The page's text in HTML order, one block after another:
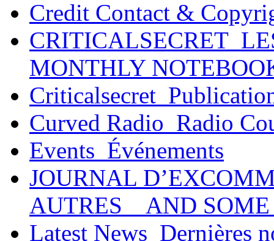
Credit Contact &
MONTHLY
Curved Radio_Radio
Events_Événements
JOURNAL
AUTRES _ AND
Latest News_Dernières